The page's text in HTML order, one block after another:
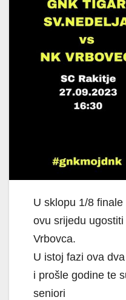
U sklopu 1/8
ovu srijedu
Vrbovca.
U istoj fazi ova
i prošle godine te
seniori